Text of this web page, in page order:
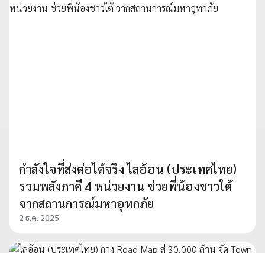
กำลังใจที่ส่งต่อได้จริง ไลอ้อน (ประเทศไทย)
รวมพลังภาคี 4 หน่วยงาน ช่วยพี่น้องชาวใต้
จากสถานการณ์มหาอุทกภัย
2 ธ.ค. 2025